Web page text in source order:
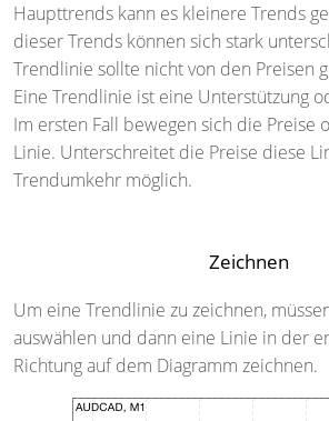
Haupttrends kann es kleinere Trends
dieser Trends können sich stark
Trendlinie sollte nicht von den Preisen
Eine Trendlinie ist eine Unterstützung
Im ersten Fall bewegen sich die Preise
Linie. Unterschreitet die Preise diese
Trendumkehr möglich.
Zeichnen
Um eine Trendlinie zu zeichnen,
auswählen und dann eine Linie in der
Richtung auf dem Diagramm zeichnen.